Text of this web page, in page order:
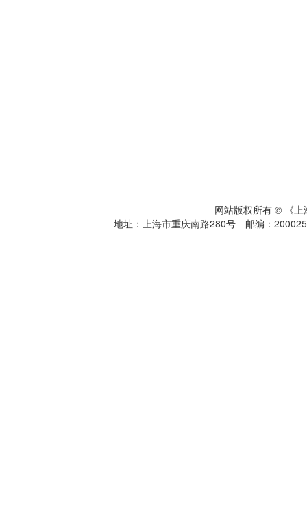
网站版权所有 © 《
地址：上海市重庆南路280号 邮编：